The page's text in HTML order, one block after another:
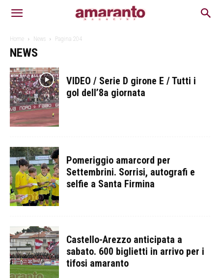
Home News Pagina 204
NEWS
VIDEO / Serie D girone E / Tutti i
gol dell’8a giornata
Pomeriggio amarcord per
Settembrini. Sorrisi, autografi e
selfie a Santa Firmina
Castello-Arezzo anticipata a
sabato. 600 biglietti in arrivo per i
tifosi amaranto